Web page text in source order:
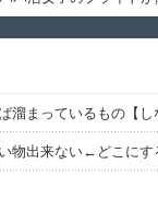
溜まっているもの【し
物出来ない←どこにす